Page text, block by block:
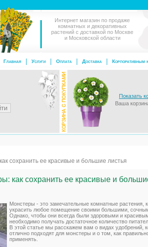
Интернет магазин по продаже
комнатных и декоративных
растений с доставкой по Москве
и Московской области
Корпоративным
Доставка
Оплата
Услуги
Главная
Показать
Ваша
сохранить ее красивые и большие листья
как сохранить ее красивые и
Монстеры - это замечательные комнатные растения,
украсить любое помещение своими большими,
Однако, чтобы они всегда были здоровыми и
необходимо получать достаточное количество
В этой статье мы расскажем вам о видах удобрений,
отлично подходят для монстеры и о том, как
применять.